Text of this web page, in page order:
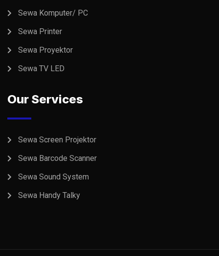
Sewa Komputer/ PC
Sewa Printer
Sewa Proyektor
Sewa TV LED
Our Services
Sewa Screen Projektor
Sewa Barcode Scanner
Sewa Sound System
Sewa Handy Talky